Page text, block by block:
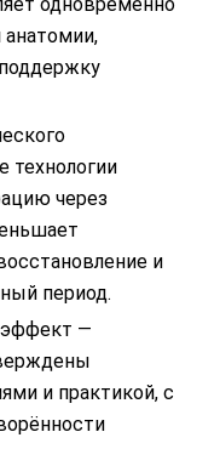
через
и
период.
эффект —
и практикой, с